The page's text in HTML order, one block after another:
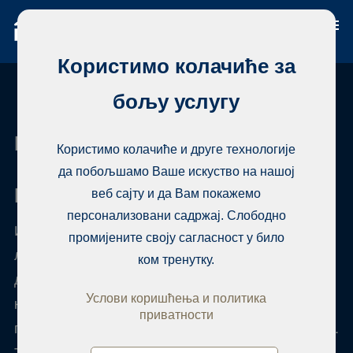
Habita Lagos
Купите некретнину у Лагосу
Имамо свеобухватан регистар некретнина како
локално тако и глобално, и свакодневно
додајемо нове домове. Добићете представника
који ће вам представити најбољу комбинацију
потенцијалних домова и организовати прегледе.
Користимо колачиће за
бољу услугу
Користимо колачиће и друге технологије
да побољшамо Ваше искуство на нашој
веб сајту и да Вам покажемо
персонализовани садржај. Слободно
промијените своју сагласност у било
ком тренутку.
Услови коришћења и политика
приватности